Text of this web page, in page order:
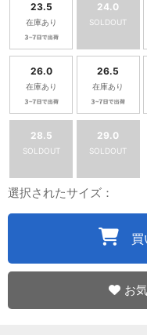
23.5
在庫あり
24.0
SOLDOUT
26.0
在庫あり
26.5
在庫あり
28.5
SOLDOUT
29.0
SOLDOUT
選択されたサイズ：
お